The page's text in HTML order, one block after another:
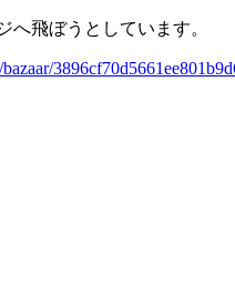
へ飛ぼうとしています。